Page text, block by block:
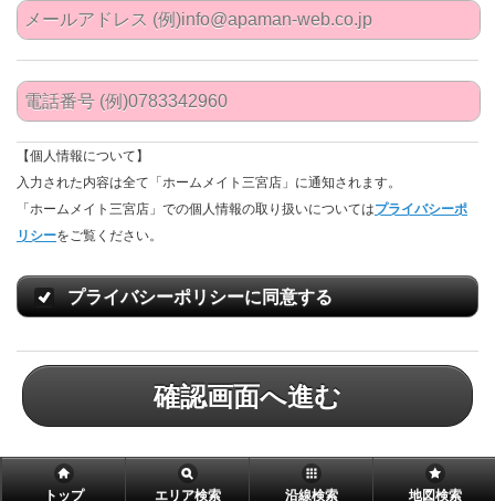
【個人情報について】
入力された内容は全て「ホームメイト三宮店」に通知されます。
「ホームメイト三宮店」での個人情報の取り扱いについてはプライバシーポ
リシーをご覧ください。
プライバシーポリシーに同意する
確認画面へ進む
トップ エリア検索 沿線検索 地図検索